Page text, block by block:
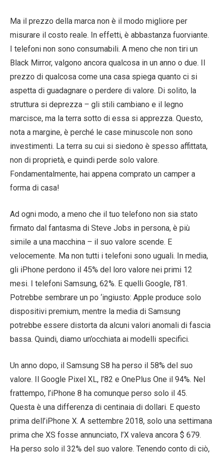
Ma il prezzo della marca non è il modo migliore per
misurare il costo reale. In effetti, è abbastanza fuorviante.
I telefoni non sono consumabili. A meno che non tiri un
Black Mirror, valgono ancora qualcosa in un anno o due. Il
prezzo di qualcosa come una casa spiega quanto ci si
aspetta di guadagnare o perdere di valore. Di solito, la
struttura si deprezza – gli stili cambiano e il legno
marcisce, ma la terra sotto di essa si apprezza. Questo,
nota a margine, è perché le case minuscole non sono
investimenti. La terra su cui si siedono è spesso affittata,
non di proprietà, e quindi perde solo valore.
Fondamentalmente, hai appena comprato un camper a
forma di casa!
Ad ogni modo, a meno che il tuo telefono non sia stato
firmato dal fantasma di Steve Jobs in persona, è più
simile a una macchina – il suo valore scende. E
velocemente. Ma non tutti i telefoni sono uguali. In media,
gli iPhone perdono il 45% del loro valore nei primi 12
mesi. I telefoni Samsung, 62%. E quelli Google, l’81.
Potrebbe sembrare un po ‘ingiusto: Apple produce solo
dispositivi premium, mentre la media di Samsung
potrebbe essere distorta da alcuni valori anomali di fascia
bassa. Quindi, diamo un’occhiata ai modelli specifici.
Un anno dopo, il Samsung S8 ha perso il 58% del suo
valore. Il Google Pixel XL, l’82 e OnePlus One il 94%. Nel
frattempo, l’iPhone 8 ha comunque perso solo il 45.
Questa è una differenza di centinaia di dollari. E questo
prima dell’iPhone X. A settembre 2018, solo una settimana
prima che XS fosse annunciato, l’X valeva ancora $ 679.
Ha perso solo il 32% del suo valore. Tenendo conto di ciò,